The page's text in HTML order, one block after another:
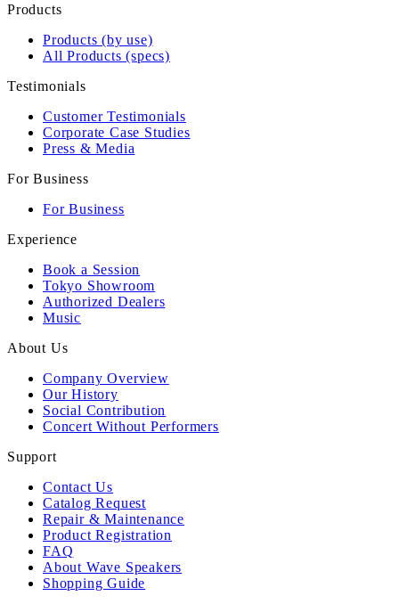
Products
Products (by use)
All Products (specs)
Testimonials
Customer Testimonials
Corporate Case Studies
Press & Media
For Business
For Business
Experience
Book a Session
Tokyo Showroom
Authorized Dealers
Music
About Us
Company Overview
Our History
Social Contribution
Concert Without Performers
Support
Contact Us
Catalog Request
Repair & Maintenance
Product Registration
FAQ
About Wave Speakers
Shopping Guide